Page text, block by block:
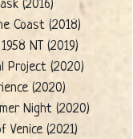
(2016)
Coast (2018)
NT (2019)
Project (2020)
(2020)
Night (2020)
(2021)